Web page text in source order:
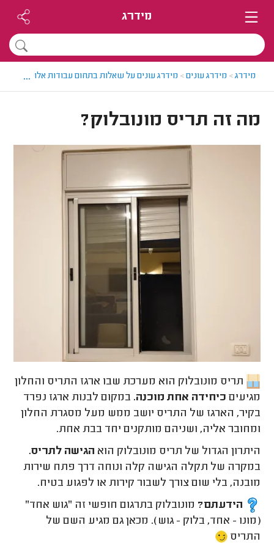
מידרג
מידרג> מידרג עונים> מידרג עונים על שאלות בתחום עבודות אלומיניום
...
מה זה תריס מונובלוק?
תריס מונובלוק הוא מערכת שבו ארגז התריס והחלון
מגיעים כיחידה אחת מוכנה. במקום לבנות ארגז נפרד
בקיר, הארגז של התריס יושב ממש מעל מסגרת החלון
ומחובר אליה, ושניהם מותקנים יחד בבת אחת.
היתרון הגדול של תריס מונובלוק הוא הגישה לתריס.
במקרה של תקלה הגישה קלה ונוחה דרך פתח שירות
מובנה, בלי שום צורך לשבור קירות או לפגוע בטיח.
הידעתם? מונובלוק בתרגום חופשי זה "גוש אחד"
(מונו - אחד, בלוק - גוש). מכאן גם מגיע השם של
התריס